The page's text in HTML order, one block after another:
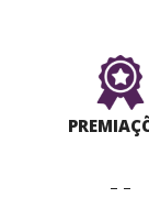
– –